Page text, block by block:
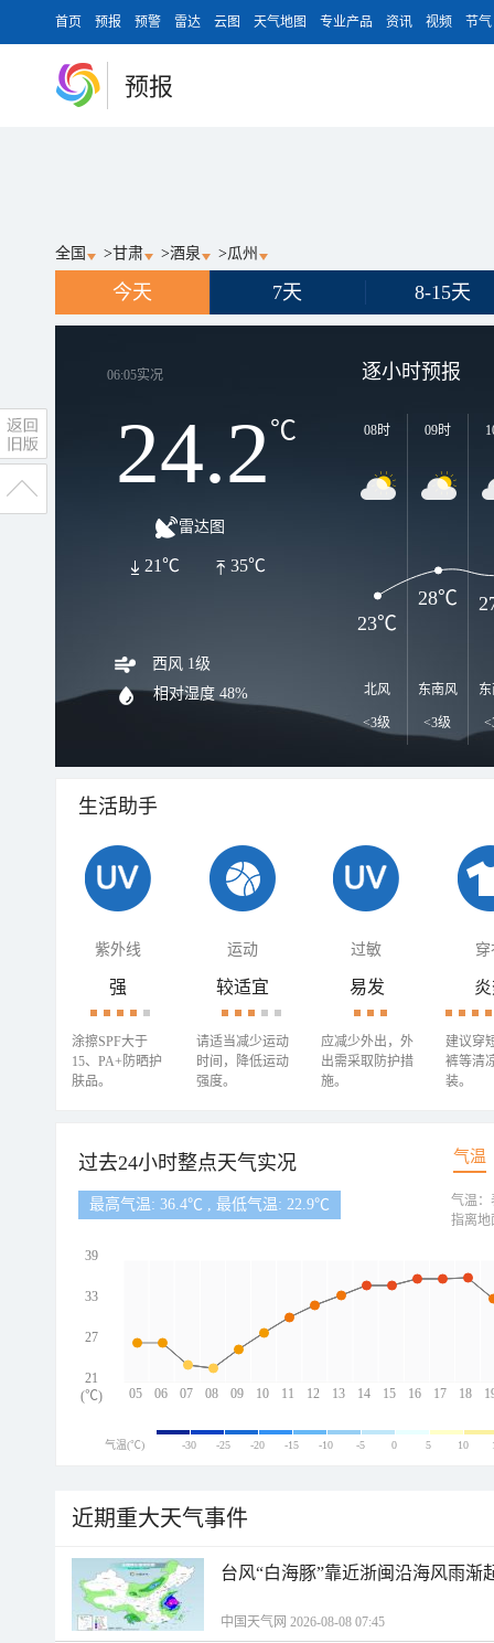
首页 预报 预警 雷达 云图 天气地图 专业产品 资讯 视频 节气
预报
全国 >甘肃 >酒泉 >瓜州
今天 7天 8-15天
06:05实况
24.2℃
雷达图
35℃
21℃
西风 1级
相对湿度 48%
逐小时预报
08时
北风
<3级
09时
东南风
<3级
23℃
28℃
生活助手
紫外线 运动 过敏 穿
强
涂擦SPF大于
15、PA+防晒护
肤品。
较适宜
请适当减少运动
时间，降低运动
强度。
易发
应减少外出，外
出需采取防护措
施。
建议穿
裤等清
装。
过去24小时整点天气实况 气温
最高气温: 36.4℃ , 最低气温: 22.9℃
05 06 07 08 09 10 11 12 13 14 15 16 17 18
39
33
27
21
(℃)
气温：
指离地
气温(℃) -30 -25 -20 -15 -10 -5 0 5 10
近期重大天气事件
台风“白海豚”靠近浙闽沿海风雨渐
中国天气网 2026-08-08 07:45